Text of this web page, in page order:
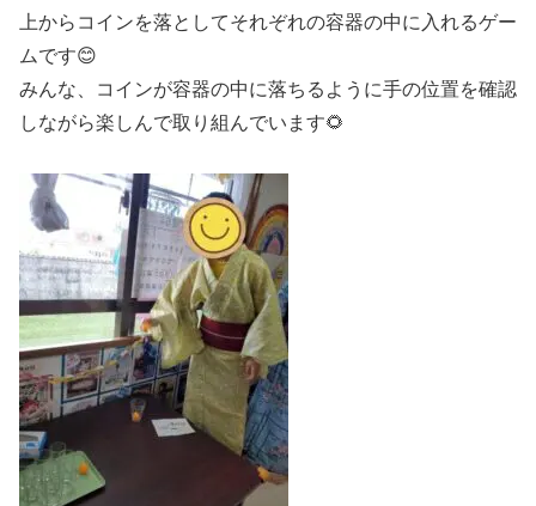
上からコインを落としてそれぞれの容器の中に入れるゲー
ムです😊
みんな、コインが容器の中に落ちるように手の位置を確認
しながら楽しんで取り組んでいます🌻